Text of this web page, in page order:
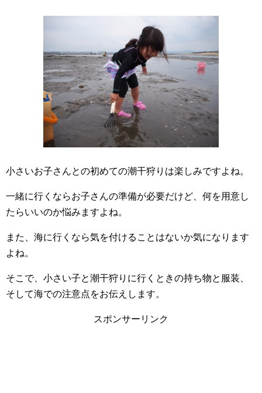
小さいお子さんとの初めての潮干狩りは楽しみですよね。
一緒に行くならお子さんの準備が必要だけど、何を用意し
たらいいのか悩みますよね。
また、海に行くなら気を付けることはないか気になります
よね。
そこで、小さい子と潮干狩りに行くときの持ち物と服装、
そして海での注意点をお伝えします。
スポンサーリンク